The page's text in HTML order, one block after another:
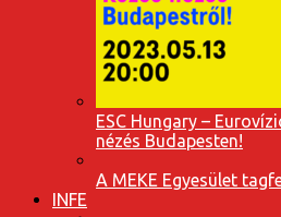
ESC Hungary –
nézés Budapesten!
A MEKE Egyesület
INFE